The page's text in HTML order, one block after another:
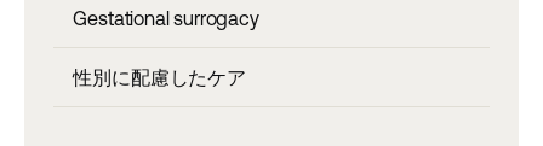
Gestational surrogacy
性別に配慮したケア